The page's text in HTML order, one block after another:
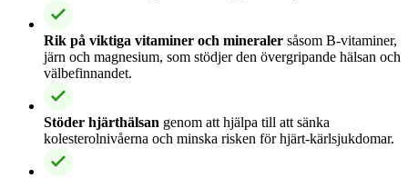
Rik på viktiga vitaminer och mineraler såsom B-vitaminer,
järn och magnesium, som stödjer den övergripande hälsan och
välbefinnandet.
Stöder hjärthälsan genom att hjälpa till att sänka
kolesterolnivåerna och minska risken för hjärt-kärlsjukdomar.